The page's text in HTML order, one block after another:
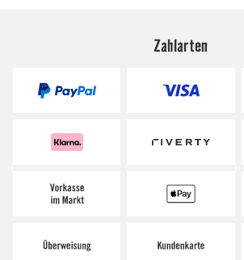
Zahlarten